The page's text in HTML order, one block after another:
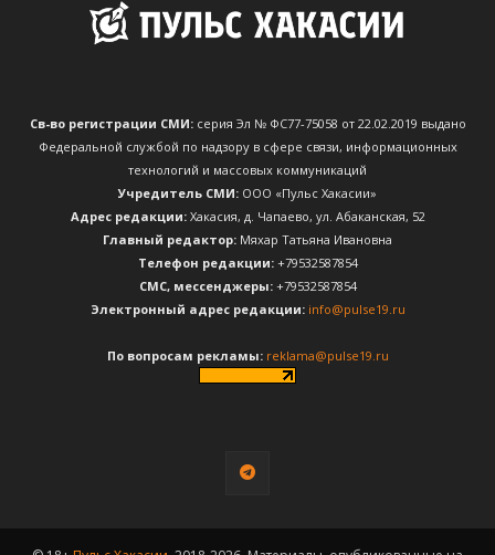
Св-во регистрации СМИ:серия Эл № ФС77-75058 от 22.02.2019 выдано
Федеральной службой по надзору в сфере связи, информационных
технологий и массовых коммуникаций
Учредитель СМИ: ООО «Пульс Хакасии»
Адрес редакции:Хакасия, д. Чапаево, ул. Абаканская, 52
Главный редактор: Мяхар Татьяна Ивановна
Телефон редакции:+79532587854
CМС, мессенджеры:+79532587854
Электронный адрес редакции: info@pulse19.ru
По вопросам рекламы: reklama@pulse19.ru